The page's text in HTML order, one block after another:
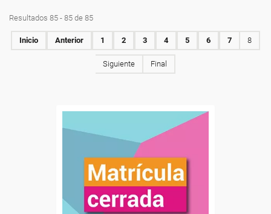
Resultados 85 - 85 de 85
Inicio Anterior 1 2 3 4 5 6 7 8
Siguiente Final